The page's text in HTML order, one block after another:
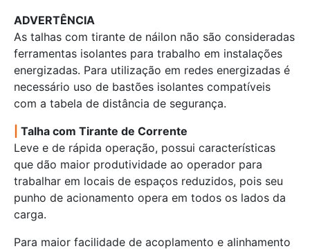
ADVERTÊNCIA
As talhas com tirante de náilon não são consideradas
ferramentas isolantes para trabalho em instalações
energizadas. Para utilização em redes energizadas é
necessário uso de bastões isolantes compatíveis
com a tabela de distância de segurança.
Talha com Tirante de Corrente
Leve e de rápida operação, possui características
que dão maior produtividade ao operador para
trabalhar em locais de espaços reduzidos, pois seu
punho de acionamento opera em todos os lados da
carga.
Para maior facilidade de acoplamento e alinhamento